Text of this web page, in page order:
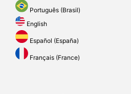
Português (Brasil)
English
Español (España)
Français (France)